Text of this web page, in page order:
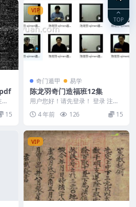
15
VIP
奇门遁甲 易学
陈龙羽奇门造福班12集
用户您好！请先登录！ 登录 注册
陈龙羽奇门造福班12集 编号：326
8B081
4 年前 126 15
VIP
TOP